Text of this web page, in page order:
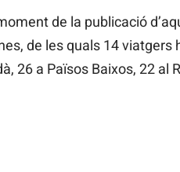
de la publicació
de les quals 14 viatgers
26 a Països Baixos, 22 al